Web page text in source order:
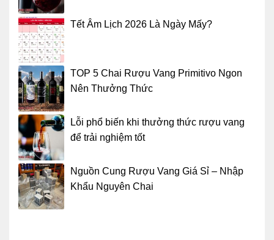
Tết Âm Lịch 2026 Là Ngày Mấy?
TOP 5 Chai Rượu Vang Primitivo Ngon
Nên Thưởng Thức
Lỗi phổ biến khi thưởng thức rượu vang
để trải nghiệm tốt
Nguồn Cung Rượu Vang Giá Sỉ – Nhập
Khẩu Nguyên Chai